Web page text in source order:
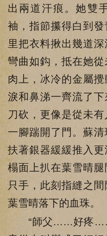
出兩道汗痕。她雙
袖，指節攥得白到
里把衣料揪出幾道
彎曲如鈎，抵在她
肉上，冰冷的金屬
淚和鼻涕一齊流了
刀砍，更像是從未
一腳踹開了門。蘇
扶著銀器緩緩推入
榻面上扒在葉雪晴
只手，此刻指縫之
葉雪晴落下的血珠。
“師父……好疼……